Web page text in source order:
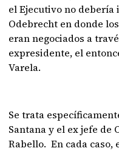
el Ejecutivo no
Odebrecht en donde
eran negociados a
expresidente, el
Varela.
Se trata
Santana y el ex jefe de
Rabello. En cada